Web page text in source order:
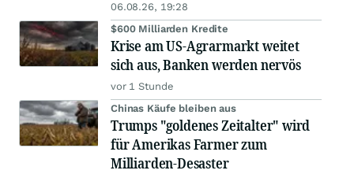
06.08.26, 19:28
$600 Milliarden Kredite
Krise am US-Agrarmarkt weitet
sich aus, Banken werden nervös
vor 1 Stunde
Chinas Käufe bleiben aus
Trumps "goldenes Zeitalter" wird
für Amerikas Farmer zum
Milliarden-Desaster